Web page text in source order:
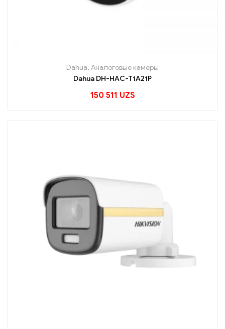
Dahua, Аналоговые камеры
Dahua DH-HAC-T1A21P
150 511 UZS